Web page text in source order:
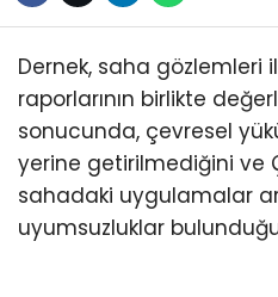
Dernek, saha gözlemleri
raporlarının birlikte
sonucunda, çevresel
yerine getirilmediğini ve
sahadaki uygulamalar
uyumsuzluklar